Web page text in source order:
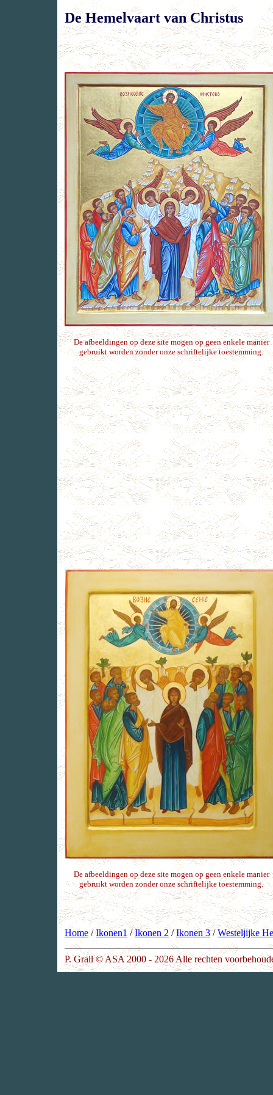
De Hemelvaart van Christus
De afbeeldingen op deze site mogen op geen enkele manier
gebruikt worden zonder onze schriftelijke toestemming.
De afbeeldingen op deze site mogen op geen enkele manier
gebruikt worden zonder onze schriftelijke toestemming.
Home/Ikonen1/Ikonen 2 /Ikonen 3/Westeljijke
P. Grall © ASA 2000 - 2026 Alle rechten